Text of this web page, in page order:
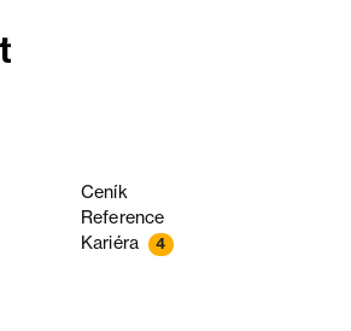
Ceník
Reference
Kariéra 4